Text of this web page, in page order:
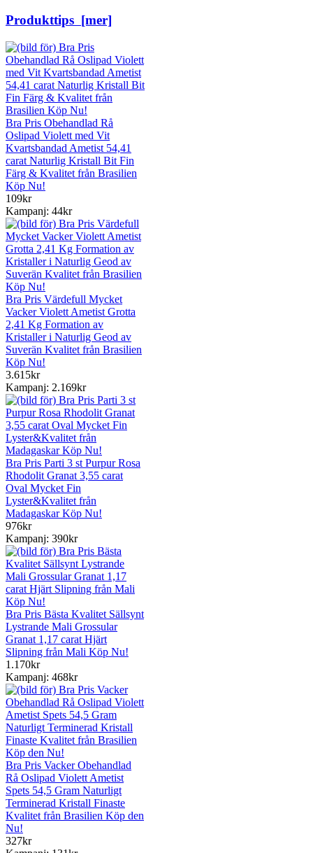
Produkttips [mer]
Bra Pris Obehandlad Rå
Oslipad Violett med Vit
Kvartsbandad Ametist 54,41
carat Naturlig Kristall Bit Fin
Färg & Kvalitet från Brasilien
Köp Nu!
109kr
Kampanj: 44kr
Bra Pris Värdefull Mycket
Vacker Violett Ametist Grotta
2,41 Kg Formation av
Kristaller i Naturlig Geod av
Suverän Kvalitet från Brasilien
Köp Nu!
3.615kr
Kampanj: 2.169kr
Bra Pris Parti 3 st Purpur Rosa
Rhodolit Granat 3,55 carat
Oval Mycket Fin
Lyster&Kvalitet från
Madagaskar Köp Nu!
976kr
Kampanj: 390kr
Bra Pris Bästa Kvalitet Sällsynt
Lystrande Mali Grossular
Granat 1,17 carat Hjärt
Slipning från Mali Köp Nu!
1.170kr
Kampanj: 468kr
Bra Pris Vacker Obehandlad
Rå Oslipad Violett Ametist
Spets 54,5 Gram Naturligt
Terminerad Kristall Finaste
Kvalitet från Brasilien Köp den
Nu!
327kr